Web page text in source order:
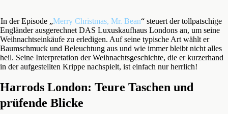
In der Episode „Merry Christmas, Mr. Bean“ steuert der tollpatschige
Engländer ausgerechnet DAS Luxuskaufhaus Londons an, um seine
Weihnachtseinkäufe zu erledigen. Auf seine typische Art wählt er
Baumschmuck und Beleuchtung aus und wie immer bleibt nicht alles
heil. Seine Interpretation der Weihnachtsgeschichte, die er kurzerhand
in der aufgestellten Krippe nachspielt, ist einfach nur herrlich!
Harrods London: Teure Taschen und
prüfende Blicke